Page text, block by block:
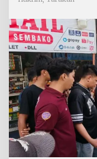
a
h
a
s
i
s
w
s
a